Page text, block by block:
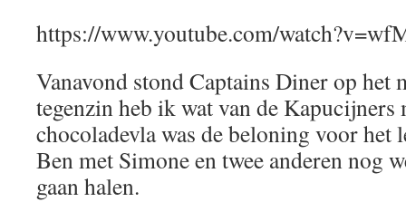
https://www.youtube.com/
Vanavond stond Captains Diner op het
tegenzin heb ik wat van de Kapucijners
chocoladevla was de beloning voor het
Ben met Simone en twee anderen nog
gaan halen.